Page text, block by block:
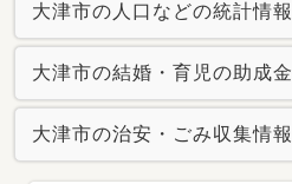
大津市の人口などの統計情報
大津市の結婚・育児の助成金
大津市の治安・ごみ収集情報